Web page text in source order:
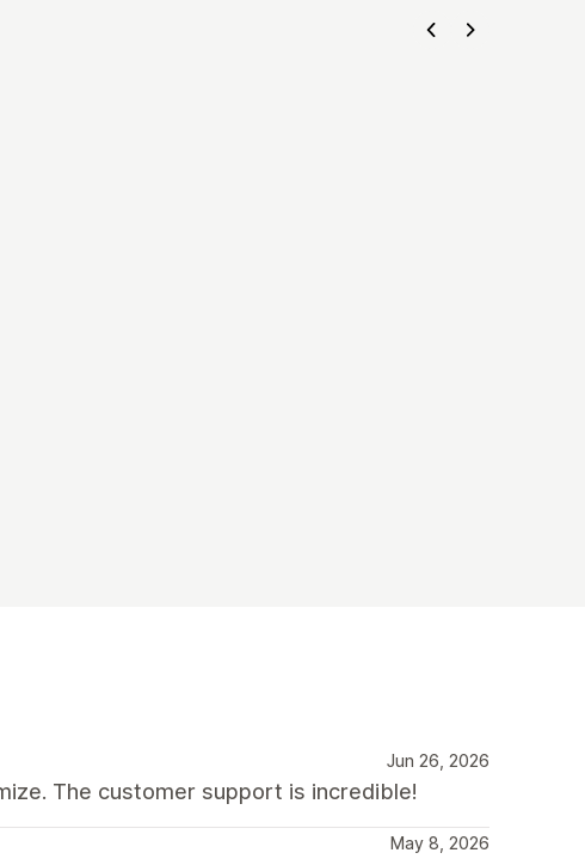
Jun 26, 2026
The customer support is incredible!
May 8, 2026